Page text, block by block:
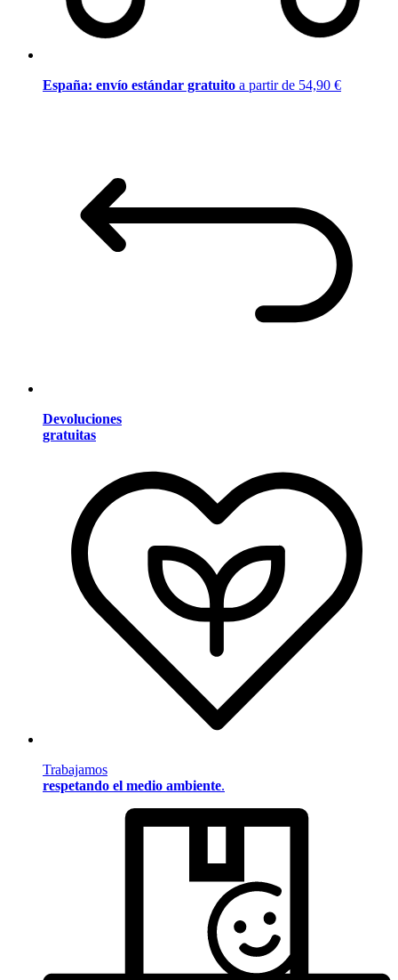
España: envío estándar gratuito a partir de 54,90 €
Devoluciones
gratuitas
Trabajamos
respetando el medio ambiente.